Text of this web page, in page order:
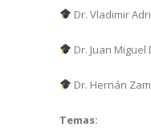
Dr. Vladimir
Dr. Juan Miguel
Dr. Hernán
Temas: